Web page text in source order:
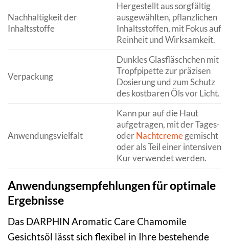
Nachhaltigkeit der
Inhaltsstoffe
Hergestellt aus sorgfältig
ausgewählten, pflanzlichen
Inhaltsstoffen, mit Fokus auf
Reinheit und Wirksamkeit.
Verpackung
Dunkles Glasfläschchen mit
Tropfpipette zur präzisen
Dosierung und zum Schutz
des kostbaren Öls vor Licht.
Anwendungsvielfalt
Kann pur auf die Haut
aufgetragen, mit der Tages-
oderNachtcremegemischt
oder als Teil einer intensiven
Kur verwendet werden.
Anwendungsempfehlungen für optimale
Ergebnisse
Das DARPHIN Aromatic Care Chamomile
Gesichtsöl lässt sich flexibel in Ihre bestehende